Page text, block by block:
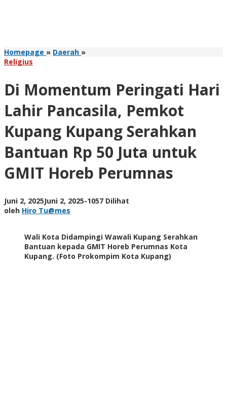
Homepage » Daerah »Di
Lahir
Pemkot
Kupang
Kupang
Serahkan
Bantuan
Rp
50
Juta
GMIT
Horeb
Religius
Di Momentum Peringati Hari
Lahir Pancasila, Pemkot
Kupang Kupang Serahkan
Bantuan Rp 50 Juta untuk
GMIT Horeb Perumnas
Juni 2, 2025Juni 2, 2025oleh
-1057 Dilihat
oleh Hiro Tu@mes
Wali Kota Didampingi Wawali Kupang Serahkan
Bantuan kepada GMIT Horeb Perumnas Kota
Kupang. (Foto Prokompim Kota Kupang)